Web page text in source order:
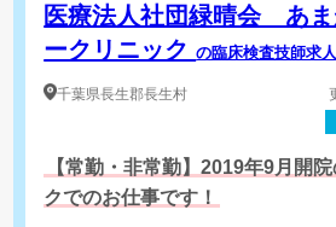
医療法人社団緑晴会 あま
ークリニックの臨床検査技師求人
千葉県長生郡長生村
【常勤・非常勤】2019年9月開
クでのお仕事です！